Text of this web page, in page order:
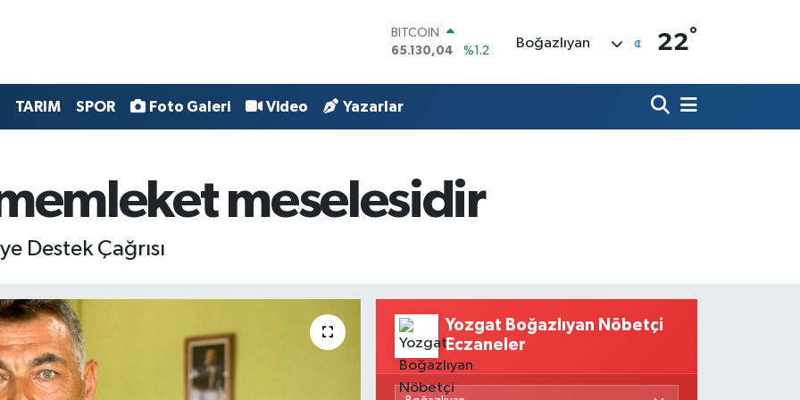
BITCOIN
65.130,04
%1.2
47,7436
%0.18
EURO
GRAM ALTIN
6648.99
%2.59
BİST100
Boğazlıyan 22°
TARIM SPOR Foto Galeri Video Yazarlar
meselesidir
Destek Çağrısı
Yozgat Boğazlıyan Nöbetçi
Eczaneler